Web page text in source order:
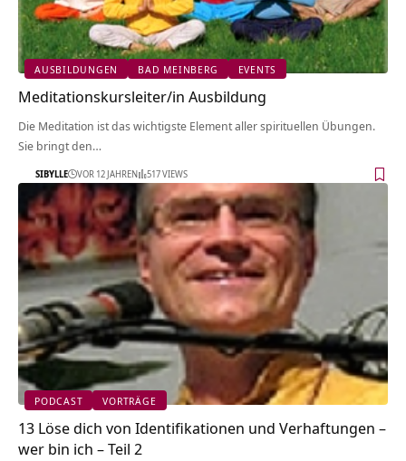
AUSBILDUNGEN BAD MEINBERG EVENTS
Meditationskursleiter/in Ausbildung
Die Meditation ist das wichtigste Element aller spirituellen Übungen.
Sie bringt den…
SIBYLLE VOR 12 JAHREN 517 VIEWS
PODCAST VORTRÄGE
13 Löse dich von Identifikationen und Verhaftungen –
wer bin ich – Teil 2